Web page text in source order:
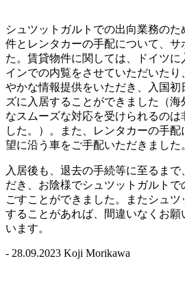
シュツットガルトでの出向業務の
件とレンタカーの手配について、サ
た。賃貸物件に関しては、ドイツに
インでの内覧をさせていただいた
やかな情報提供をいただき、入国
ズに入居することができました（海
なスムーズな対応を受けられるの
した。）。また、レンタカーの手
望に沿う車をご手配いただきました
入居後も、退去の手続等に至るま
だき、お陰様でシュツットガルトで
ごすことができました。またシュ
することがあれば、間違いなくお
います。
- 28.09.2023 Koji Morikawa